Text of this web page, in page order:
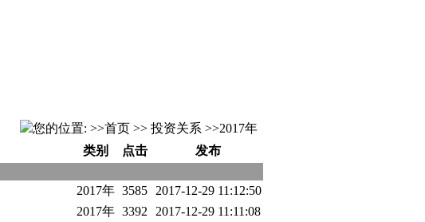
您的位置: >>首页 >> 投资关系 >>2017年
类别 点击 发布
2017年 3585
2017-12-29 11:12:50
2017年 3392
2017-12-29 11:11:08